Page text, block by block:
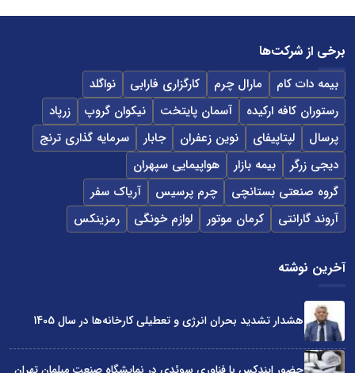
برخی از شرکت‌ها
بیمه دات کام مارال چرم کارگزاری فارابی
نواگلد
رستوران کافه ارکیده
آسمان پایتخت نیکوان گروپ
زرپاد
پرسال
لپتاپیفای نوین زعفران جابار
سرمایه گذاری ترنج
دیجی زرگر
بیمه بازار
هواپیمایی سپهران
گروه صنعتی بستانچی
چرم پرسیس
آریاک سفر
آروند گارانتی
کرمان موتور لوازم خونگی رمزینکس
آخرین نوشته
هشدار تشدید بحران انرژی و تعطیلی کارخانه‌ها در سال 1405